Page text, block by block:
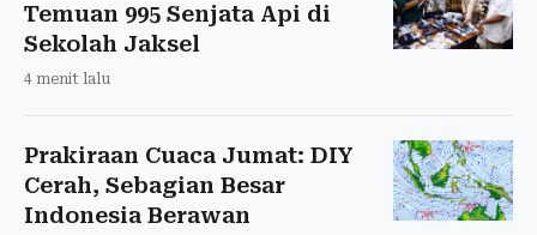
Temuan 995 Senjata Api di
Sekolah Jaksel
4 menit lalu
Prakiraan Cuaca Jumat: DIY
Cerah, Sebagian Besar
Indonesia Berawan